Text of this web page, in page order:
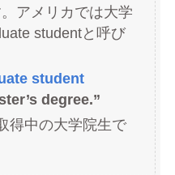
アメリカでは大学
studentと呼び
student
degree.”
得中の大学院生で